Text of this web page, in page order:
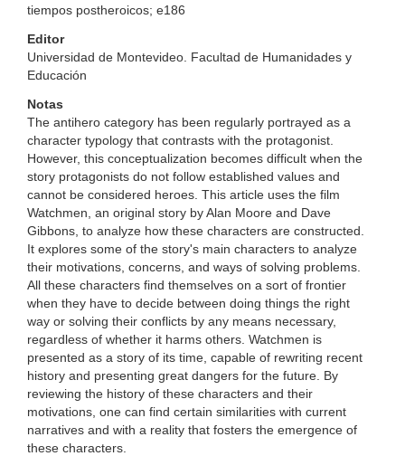
tiempos postheroicos; e186
Editor
Universidad de Montevideo. Facultad de Humanidades y
Educación
Notas
The antihero category has been regularly portrayed as a
character typology that contrasts with the protagonist.
However, this conceptualization becomes difficult when the
story protagonists do not follow established values and
cannot be considered heroes. This article uses the film
Watchmen, an original story by Alan Moore and Dave
Gibbons, to analyze how these characters are constructed.
It explores some of the story's main characters to analyze
their motivations, concerns, and ways of solving problems.
All these characters find themselves on a sort of frontier
when they have to decide between doing things the right
way or solving their conflicts by any means necessary,
regardless of whether it harms others. Watchmen is
presented as a story of its time, capable of rewriting recent
history and presenting great dangers for the future. By
reviewing the history of these characters and their
motivations, one can find certain similarities with current
narratives and with a reality that fosters the emergence of
these characters.